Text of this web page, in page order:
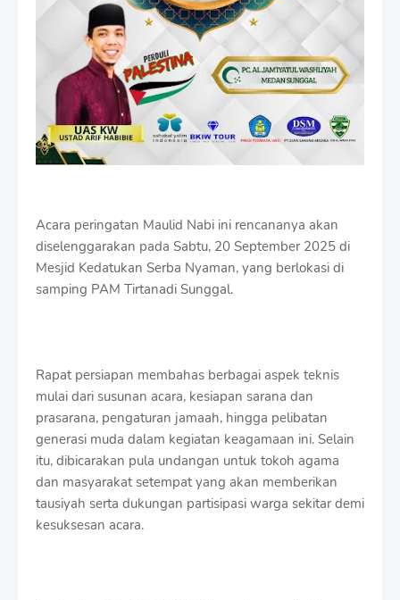
Acara peringatan Maulid Nabi ini rencananya akan
diselenggarakan pada Sabtu, 20 September 2025 di
Mesjid Kedatukan Serba Nyaman, yang berlokasi di
samping PAM Tirtanadi Sunggal.
Rapat persiapan membahas berbagai aspek teknis
mulai dari susunan acara, kesiapan sarana dan
prasarana, pengaturan jamaah, hingga pelibatan
generasi muda dalam kegiatan keagamaan ini. Selain
itu, dibicarakan pula undangan untuk tokoh agama
dan masyarakat setempat yang akan memberikan
tausiyah serta dukungan partisipasi warga sekitar demi
kesuksesan acara.